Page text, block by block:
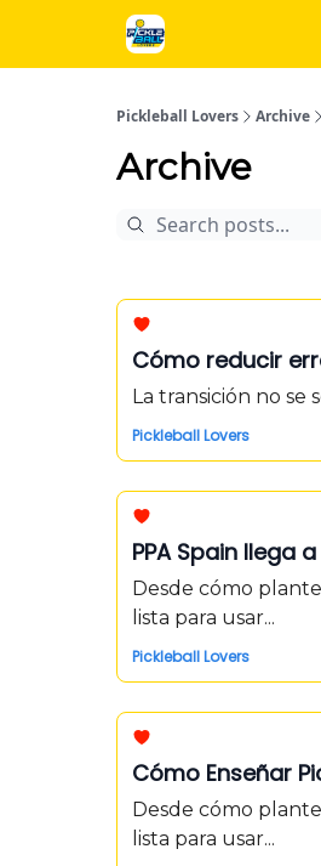
Pickleball Lovers Archive
Archive
Cómo reducir
La transición no se
Pickleball Lovers
PPA Spain llega
Desde cómo
lista para usar...
Pickleball Lovers
Cómo Enseñar
Desde cómo
lista para usar...